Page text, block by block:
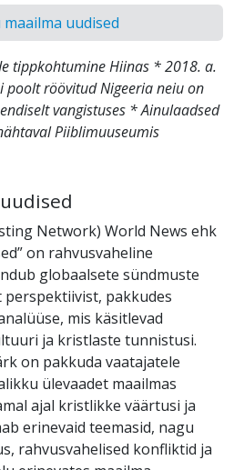
uudised
tippkohtumine Hiinas * 2018. a.
poolt röövitud Nigeeria neiu on
vangistuses * Ainulaadsed
Piiblimuuseumis
Network) World News ehk
on rahvusvaheline
globaalsete sündmuste
pakkudes
mis käsitlevad
ja kristlaste tunnistusi.
on pakkuda vaatajatele
ülevaadet maailmas
ajal kristlikke väärtusi ja
erinevaid teemasid, nagu
rahvusvahelised konfliktid ja